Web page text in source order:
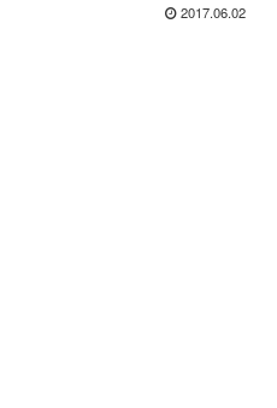
2017.06.02